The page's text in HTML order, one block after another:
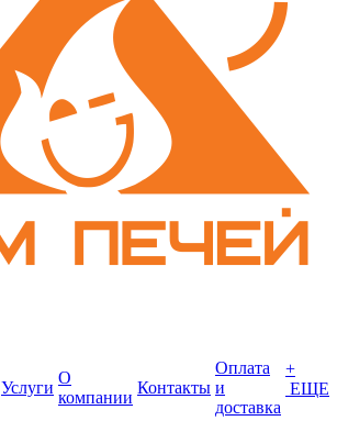
Услуги
О
компании
Контакты
Оплата
и
доставка
+
ЕЩЕ